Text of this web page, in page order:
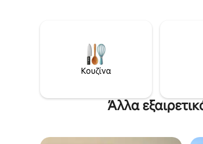
χώρους καθιστικού. Απολαύστε μια
ήσυχη τοποθεσία, όπου μπορείτε να
μετακινηθείτε με τα πόδια, κοντά σε
αξιοθέατα, εστιατόρια και μουσεία.
συγκεντρώσεις.
Κουζίνα
Άλλα